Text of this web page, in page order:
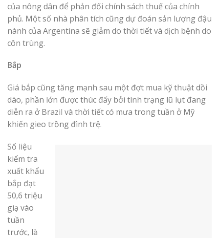
của nông dân để phản đối chính sách thuế của chính
phủ. Một số nhà phân tích cũng dự đoán sản lượng đậu
nành của Argentina sẽ giảm do thời tiết và dịch bệnh do
côn trùng.
Bắp
Giá bắp cũng tăng mạnh sau một đợt mua kỹ thuật dồi
dào, phần lớn được thúc đẩy bởi tình trạng lũ lụt đang
diễn ra ở Brazil và thời tiết có mưa trong tuần ở Mỹ
khiến gieo trồng đình trệ.
Số liệu
kiểm tra
xuất khẩu
bắp đạt
50,6 triệu
giạ vào
tuần
trước, là